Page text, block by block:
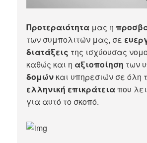
Προτεραιότητα μας η
των συμπολιτών μας, σε
διατάξεις της ισχύουσας
καθώς και η αξιοποίηση των
δομών και υπηρεσιών σε όλη
ελληνική επικράτειαπου
για αυτό το σκοπό.​